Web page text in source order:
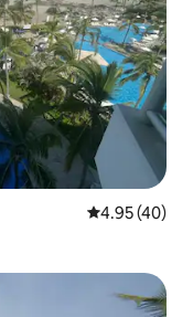
औसत रेटिंग 5 में
4.95 (40)